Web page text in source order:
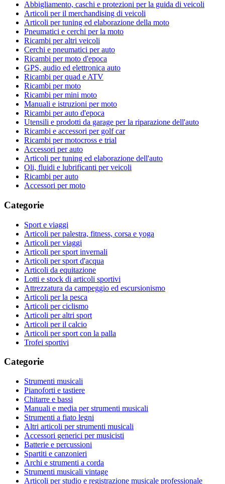
Abbigliamento, caschi e protezioni per la guida di veicoli
Articoli per il merchandising di veicoli
Articoli per tuning ed elaborazione della moto
Pneumatici e cerchi per la moto
Ricambi per altri veicoli
Cerchi e pneumatici per auto
Ricambi per moto d'epoca
GPS, audio ed elettronica auto
Ricambi per quad e ATV
Ricambi per moto
Ricambi per mini moto
Manuali e istruzioni per moto
Ricambi per auto d'epoca
Utensili e prodotti da garage per la riparazione dell'auto
Ricambi e accessori per golf car
Ricambi per motocross e trial
Accessori per auto
Articoli per tuning ed elaborazione dell'auto
Oli, fluidi e lubrificanti per veicoli
Ricambi per auto
Accessori per moto
Categorie
Sport e viaggi
Articoli per palestra, fitness, corsa e yoga
Articoli per viaggi
Articoli per sport invernali
Articoli per sport d'acqua
Articoli da equitazione
Lotti e stock di articoli sportivi
Attrezzatura da campeggio ed escursionismo
Articoli per la pesca
Articoli per ciclismo
Articoli per altri sport
Articoli per il calcio
Articoli per sport con la palla
Trofei sportivi
Categorie
Strumenti musicali
Pianoforti e tastiere
Chitarre e bassi
Manuali e media per strumenti musicali
Strumenti a fiato legni
Altri articoli per strumenti musicali
Accessori generici per musicisti
Batterie e percussioni
Spartiti e canzonieri
Archi e strumenti a corda
Strumenti musicali vintage
Articoli per studio e registrazione musicale professionale